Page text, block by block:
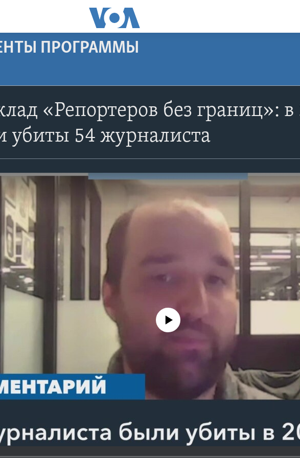
ПРОГРАММЫ
«Репортеров без границ»: в
убиты 54 журналиста
No media source currently available